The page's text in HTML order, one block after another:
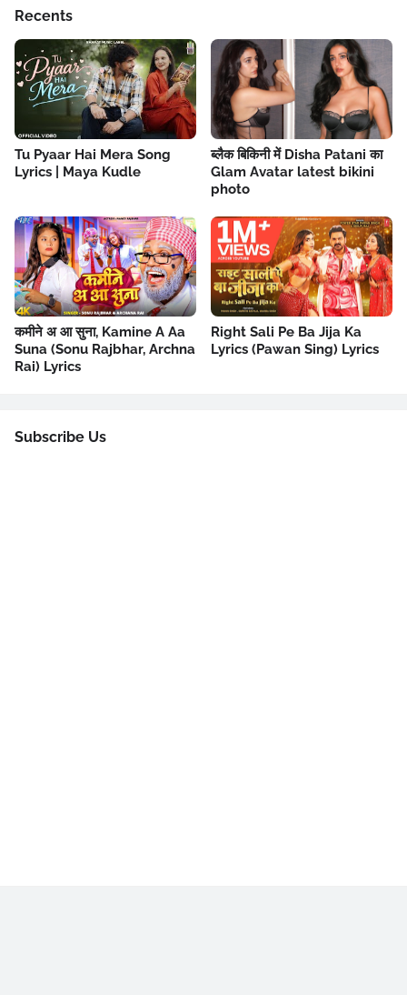
Recents
Tu Pyaar Hai Mera Song
Lyrics | Maya Kudle
ब्लैक बिकिनी में Disha Patani का
Glam Avatar latest bikini
photo
कमीने अ आ सुना, Kamine A Aa
Suna (Sonu Rajbhar, Archna
Rai) Lyrics
Right Sali Pe Ba Jija Ka
Lyrics (Pawan Sing) Lyrics
Subscribe Us